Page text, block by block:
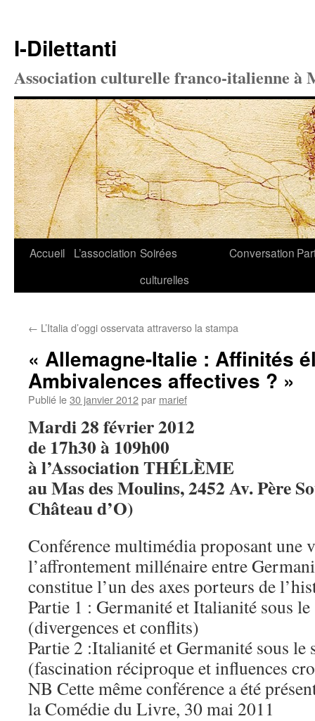
I-Dilettanti
Association culturelle franco-italienne à
Aller
Accueil L’association Soirées
culturelles
Conversation
← L’Italia d’oggi osservata attraverso la stampa
« Allemagne-Italie : Affinités
Ambivalences affectives ? »
Publié le30 janvier 2012par marief
Mardi 28 février 2012
de 17h30 à 109h00
à l’Association THÉLÈME
au Mas des Moulins, 2452 Av. Père
Château d’O)
Conférence multimédia proposant une
l’affrontement millénaire entre
constitue l’un des axes porteurs de
Partie 1 : Germanité et Italianité sous
(divergences et conflits)
Partie 2 :Italianité et Germanité sous le
(fascination réciproque et influences
NB Cette même conférence a été
la Comédie du Livre, 30 mai 2011